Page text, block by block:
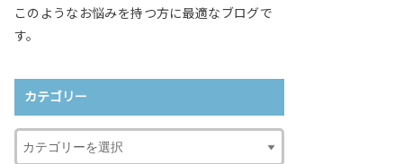
このようなお悩みを持つ方に最適なブログで
す。
カテゴリー